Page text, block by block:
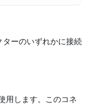
ーのいずれかに接続
用します。このコネ